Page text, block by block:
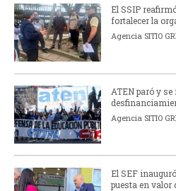
El SSIP
fortalecer la
Agencia SITIO
ATEN paró y
Agencia SITIO
El SEF
puesta en valor